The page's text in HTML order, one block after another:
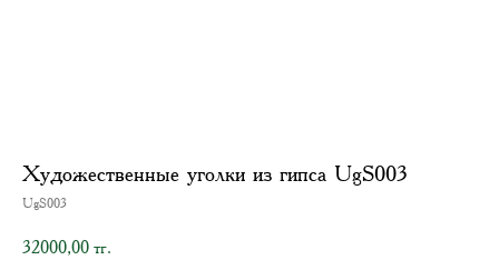
Художественные уголки из гипса UgS003
UgS003
32000,00 тг.